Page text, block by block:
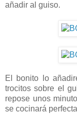
añadir al guiso.
El bonito lo
trocitos sobre el
repose unos
se cocinará